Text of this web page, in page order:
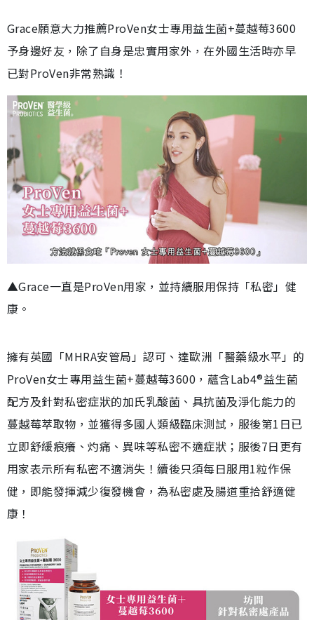
Grace願意大力推薦ProVen女士專用益生菌+蔓越莓3600
予身邊好友，除了自身是忠實用家外，在外國生活時亦早
已對ProVen非常熟識！
▲Grace一直是ProVen用家，並持續服用保持「私密」健
康。
擁有英國「MHRA安管局」認可、達歐洲「醫藥級水平」的
ProVen女士專用益生菌+蔓越莓3600，蘊含Lab4®益生菌
配方及針對私密症狀的加氏乳酸菌、具抗菌及淨化能力的
蔓越莓萃取物，並獲得多國人類級臨床測試，服後第1日已
立即舒緩痕癢、灼痛、異味等私密不適症狀；服後7日更有
用家表示所有私密不適消失！續後只須每日服用1粒作保
健，即能發揮減少復發機會，為私密處及腸道重拾舒適健
康！